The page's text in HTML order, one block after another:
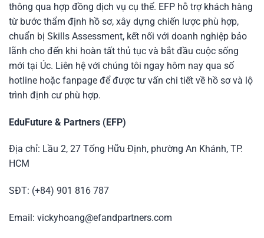
thông qua hợp đồng dịch vụ cụ thể. EFP hỗ trợ khách hàng
từ bước thẩm định hồ sơ, xây dựng chiến lược phù hợp,
chuẩn bị Skills Assessment, kết nối với doanh nghiệp bảo
lãnh cho đến khi hoàn tất thủ tục và bắt đầu cuộc sống
mới tại Úc. Liên hệ với chúng tôi ngay hôm nay qua số
hotline hoặc fanpage để được tư vấn chi tiết về hồ sơ và lộ
trình định cư phù hợp.
EduFuture & Partners (EFP)
Địa chỉ: Lầu 2, 27 Tống Hữu Định, phường An Khánh, TP.
HCM
SĐT: (+84) 901 816 787
Email: vickyhoang@efandpartners.com